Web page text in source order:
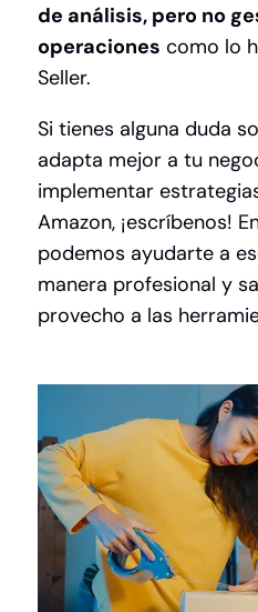
de análisis, pero no
operaciones como lo
Seller.
Si tienes alguna duda
adapta mejor a tu
implementar
Amazon, ¡escríbenos!
podemos ayudarte a
manera profesional y
provecho a las